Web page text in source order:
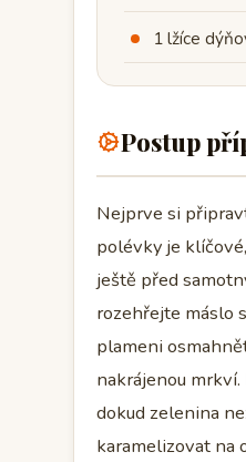
1 lžíce
Postup
Nejprve si
polévky je
ještě před
rozehřejte máslo
plameni
nakrájenou
dokud zelenina
karamelizovat na